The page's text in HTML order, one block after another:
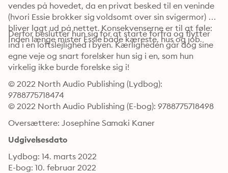
vendes på hovedet, da en privat besked til en veninde
(hvori Essie brok­ker sig voldsomt over sin svigermor)
bliver lagt ud på nettet. Konsekvenserne er til at føle:
Inden længe mister Essie både kæreste, hus og job.
Derfor beslutter hun sig for at starte forfra og flytter
ind i en loftslejlighed i byen. Kærligheden går dog sine
egne veje og snart forelsker hun sig i en, som hun
virkelig ikke bur­de forelske sig i!
© 2022 North Audio Publishing (Lydbog):
9788775718474
© 2022 North Audio Publishing (E-bog): 9788775718498
Oversættere: Josephine Samaki Kaner
Udgivelsesdato
Lydbog: 14. marts 2022
E-bog: 10. februar 2022